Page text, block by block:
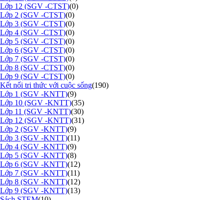
Lớp 12 (SGV -CTST)(0)
Lớp 2 (SGV -CTST)(0)
Lớp 3 (SGV -CTST)(0)
Lớp 4 (SGV -CTST)(0)
Lớp 5 (SGV -CTST)(0)
Lớp 6 (SGV -CTST)(0)
Lớp 7 (SGV -CTST)(0)
Lớp 8 (SGV -CTST)(0)
Lớp 9 (SGV -CTST)(0)
Kết nối tri thức với cuộc sống(190)
Lớp 1 (SGV -KNTT)(9)
Lớp 10 (SGV -KNTT)(35)
Lớp 11 (SGV -KNTT)(30)
Lớp 12 (SGV -KNTT)(31)
Lớp 2 (SGV -KNTT)(9)
Lớp 3 (SGV -KNTT)(11)
Lớp 4 (SGV -KNTT)(9)
Lớp 5 (SGV -KNTT)(8)
Lớp 6 (SGV -KNTT)(12)
Lớp 7 (SGV -KNTT)(11)
Lớp 8 (SGV -KNTT)(12)
Lớp 9 (SGV -KNTT)(13)